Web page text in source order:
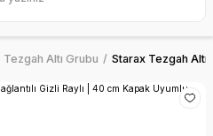
Tezgah Altı Grubu Starax Tezgah Altı